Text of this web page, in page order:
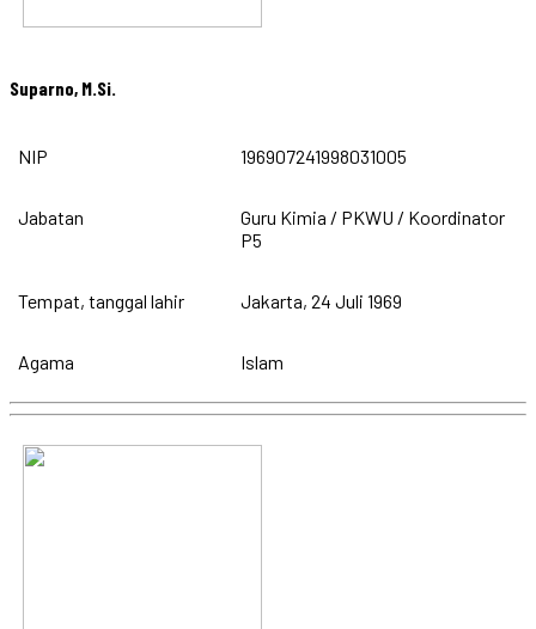
Suparno, M.Si.
NIP 196907241998031005
Jabatan
Guru Kimia / PKWU / Koordinator
P5
Tempat, tanggal lahir Jakarta, 24 Juli 1969
Agama Islam